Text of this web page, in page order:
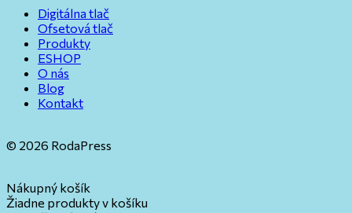
Digitálna tlač
Ofsetová tlač
Produkty
ESHOP
O nás
Blog
Kontakt
© 2026 RodaPress
Nákupný košík
Žiadne produkty v košíku